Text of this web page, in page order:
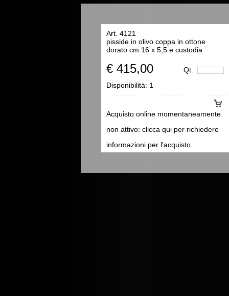
Art. 4121
pisside in olivo coppa in ottone
dorato cm.16 x 5,5 e custodia
€ 415,00 Qt.
Acquisto online momentaneamente
non attivo: clicca qui per richiedere
informazioni per l'acquisto
Disponibilità: 1